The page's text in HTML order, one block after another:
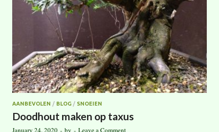
AANBEVOLEN / BLOG / SNOEIEN
Doodhout maken op taxus
January 24, 2020 - by - Leave a Comment